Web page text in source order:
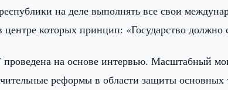
на деле выполнять все свои
которых принцип: «Государство должно
на основе интервью. Масштабный
реформы в области защиты